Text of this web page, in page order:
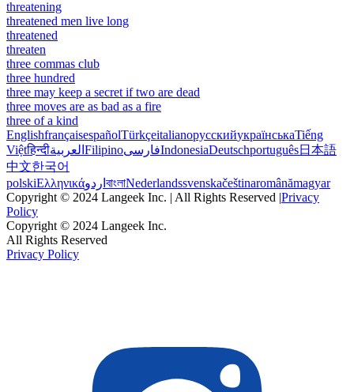
threatening
threatened men live long
threatened
threaten
three commas club
three hundred
three may keep a secret if two are dead
three moves are as bad as a fire
three of a kind
EnglishfrançaisespañolTürkçeitalianoрусскийукраїнськаTiếng
Việtहिन्दीالعربية FilipinoفارسیIndonesiaDeutschportuguês日本語
中文한국어
polskiΕλληνικάاردو বাংলাNederlandssvenskačeštinaromânămagyar
Copyright © 2024 Langeek Inc. | All Rights Reserved |Privacy
Policy
Copyright © 2024 Langeek Inc.
All Rights Reserved
Privacy Policy